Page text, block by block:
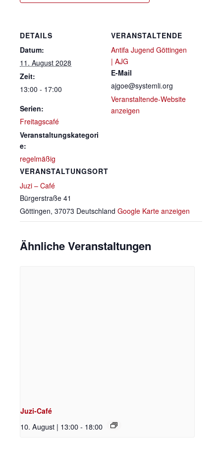
DETAILS
Datum:
11. August 2028
Zeit:
13:00 - 17:00
Serien:
Freitagscafé
Veranstaltungskategori
e:
regelmäßig
VERANSTALTUNGSORT
Juzi – Café
Bürgerstraße 41
Göttingen, 37073 Deutschland Google Karte anzeigen
VERANSTALTENDE
Antifa Jugend Göttingen
| AJG
E-Mail
ajgoe@systemli.org
Veranstaltende-Website
anzeigen
Ähnliche Veranstaltungen
Juzi-Café
10. August | 13:00- 18:00